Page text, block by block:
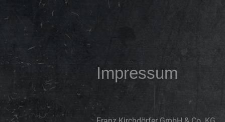
Impressum